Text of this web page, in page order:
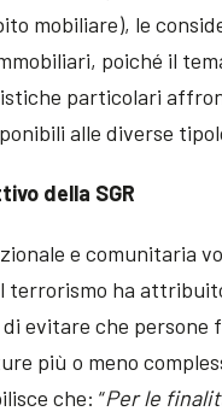
mobiliare), le
poiché il
particolari
alle diverse
della SGR
e comunitaria
terrorismo ha
evitare che persone
più o meno
che: “Per le